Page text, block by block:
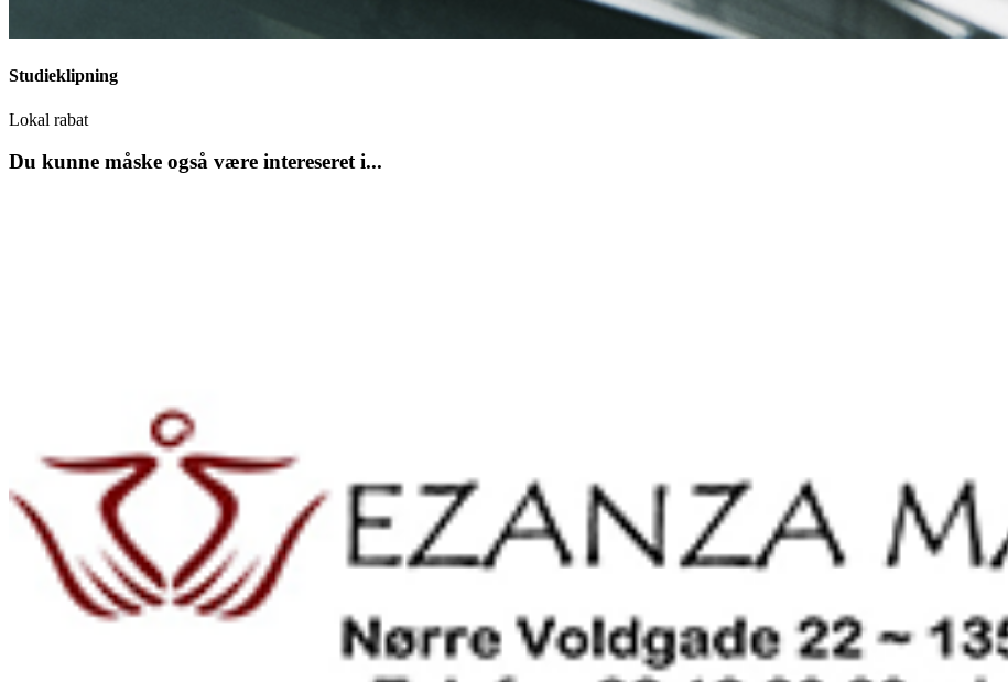
Studieklipning
Lokal rabat
Du kunne måske også være intereseret i...